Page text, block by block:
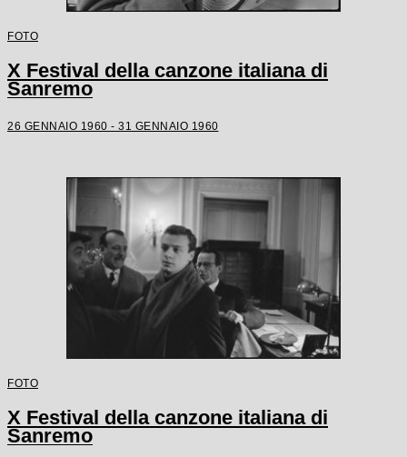
FOTO
X Festival della canzone italiana di
Sanremo
26 GENNAIO 1960 - 31 GENNAIO 1960
FOTO
X Festival della canzone italiana di
Sanremo